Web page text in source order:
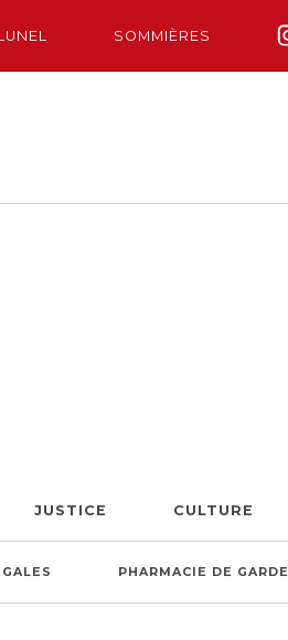
SOMMIÈRES
JUSTICE CULTURE
PHARMACIE DE GARDE